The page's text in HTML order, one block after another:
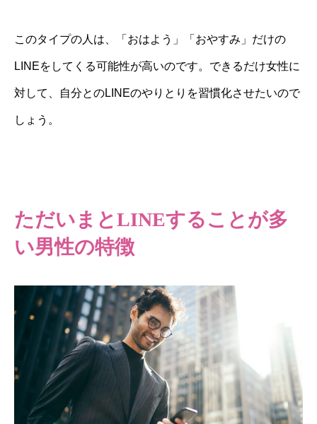
このタイプの人は、「おはよう」「おやすみ」だけの
LINEをしてくる可能性が高いのです。できるだけ女性に
対して、自分とのLINEのやりとりを習慣化させたいので
しょう。
ただいまとLINEすることが多
い男性の特徴